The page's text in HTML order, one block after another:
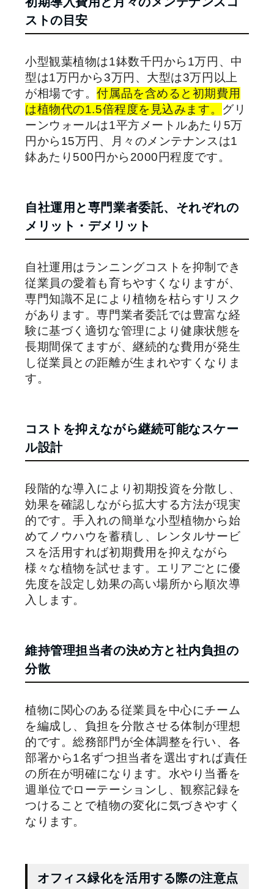
ストの目安
小型観葉植物は1鉢数千円から1万円、中
型は1万円から3万円、大型は3万円以上
が相場です。付属品を含めると初期費用
は植物代の1.5倍程度を見込みます。 グリ
ーンウォールは1平方メートルあたり5万
円から15万円、月々のメンテナンスは1
鉢あたり500円から2000円程度です。
自社運用と専門業者委託、それぞれの
メリット・デメリット
自社運用はランニングコストを抑制でき
従業員の愛着も育ちやすくなりますが、
専門知識不足により植物を枯らすリスク
があります。専門業者委託では豊富な経
験に基づく適切な管理により健康状態を
長期間保てますが、継続的な費用が発生
し従業員との距離が生まれやすくなりま
す。
コストを抑えながら継続可能なスケー
ル設計
段階的な導入により初期投資を分散し、
効果を確認しながら拡大する方法が現実
的です。手入れの簡単な小型植物から始
めてノウハウを蓄積し、レンタルサービ
スを活用すれば初期費用を抑えながら
様々な植物を試せます。エリアごとに優
先度を設定し効果の高い場所から順次導
入します。
維持管理担当者の決め方と社内負担の
分散
植物に関心のある従業員を中心にチーム
を編成し、負担を分散させる体制が理想
的です。総務部門が全体調整を行い、各
部署から1名ずつ担当者を選出すれば責任
の所在が明確になります。水やり当番を
週単位でローテーションし、観察記録を
つけることで植物の変化に気づきやすく
なります。
オフィス緑化を活用する際の注意点